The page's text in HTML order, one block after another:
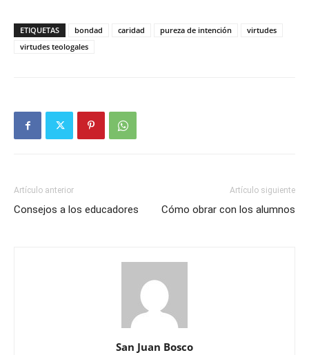
ETIQUETAS bondad caridad pureza de intención
virtudes
virtudes teologales
Artículo anterior
Consejos a los educadores
Artículo siguiente
Cómo obrar con los alumnos
San Juan Bosco